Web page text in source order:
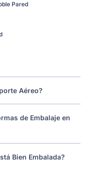
Pared
Aéreo?
de Embalaje en
Bien Embalada?